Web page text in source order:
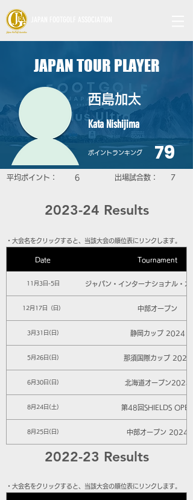
JAPAN TOUR PLAYER
西島加太
Kata Nishijima
​ポイントランキング 79
平均ポイント： 6 ​出場試合数： 7
2023-24 Results
​・大会名をクリックすると、当該大会の順位表にリンクします。
Date Tournament
11月3日-5日 ジャパン・インターナショナル・
12月17日（日） 中部オープン
3月31日(日) 静岡カップ 2024
5月26日(日) 那須国際カップ 2024
6月30日(日) 北海道オープン2024
8月24日(土) 第48回SHIELDS OPEN
8月25日(日) 中部オープン 2024
2022-23 Results
​・大会名をクリックすると、当該大会の順位表にリンクします。